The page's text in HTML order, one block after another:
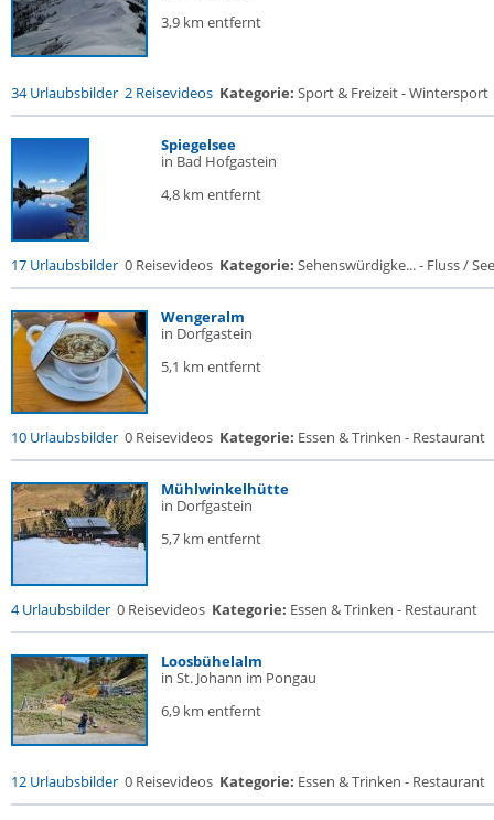
3,9 km entfernt
34 Urlaubsbilder 2 Reisevideos Kategorie: Sport & Freizeit - Wintersport
Spiegelsee
in Bad Hofgastein
4,8 km entfernt
17 Urlaubsbilder 0 Reisevideos Kategorie: Sehenswürdigke... - Fluss /
Wengeralm
in Dorfgastein
5,1 km entfernt
10 Urlaubsbilder 0 Reisevideos Kategorie: Essen & Trinken - Restaurant
Mühlwinkelhütte
in Dorfgastein
5,7 km entfernt
4 Urlaubsbilder 0 Reisevideos Kategorie: Essen & Trinken - Restaurant
Loosbühelalm
in St. Johann im Pongau
6,9 km entfernt
12 Urlaubsbilder 0 Reisevideos Kategorie: Essen & Trinken - Restaurant